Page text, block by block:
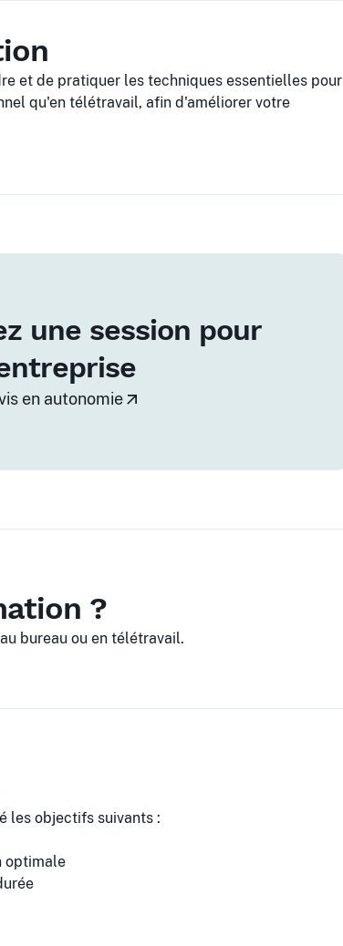
et de pratiquer les techniques essentielles pour
qu'en télétravail, afin d'améliorer votre
une session pour
en autonomie
?
bureau ou en télétravail.
les objectifs suivants :
optimale